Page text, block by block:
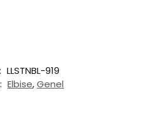
LLSTNBL-919
Elbise,Genel